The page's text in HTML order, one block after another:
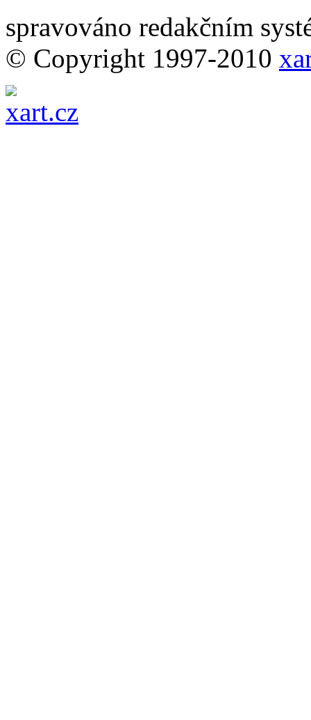
spravováno redakčním
© Copyright 1997-2010